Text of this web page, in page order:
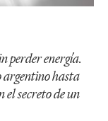
perder energía.
argentino hasta
el secreto de un